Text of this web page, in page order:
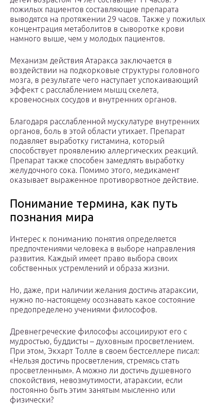
пожилых пациентов составляющие препарата
выводятся на протяжении 29 часов. Также у пожилых
концентрация метаболитов в сыворотке крови
намного выше, чем у молодых пациентов.
Механизм действия Атаракса заключается в
воздействии на подкорковые структуры головного
мозга, в результате чего наступает успокаивающий
эффект с расслаблением мышц скелета,
кровеносных сосудов и внутренних органов.
Благодаря расслабленной мускулатуре внутренних
органов, боль в этой области утихает. Препарат
подавляет выработку гистамина, который
способствует проявлению аллергических реакций.
Препарат также способен замедлять выработку
желудочного сока. Помимо этого, медикамент
оказывает выраженное противорвотное действие.
Понимание термина, как путь
познания мира
Интерес к пониманию понятия определяется
предпочтениями человека в выборе направления
развития. Каждый имеет право выбора своих
собственных устремлений и образа жизни.
Но, даже, при наличии желания достичь атараксии,
нужно по-настоящему осознавать какое состояние
предопределено учениями философов.
Древнегреческие философы ассоциируют его с
мудростью, буддисты – духовным просветлением.
При этом, Экхарт Толле в своем бестселлере писал:
«Нельзя достичь просветления, стремясь стать
просветленным». А можно ли достичь душевного
спокойствия, невозмутимости, атараксии, если
постоянно быть этим занятым мысленно или
физически?